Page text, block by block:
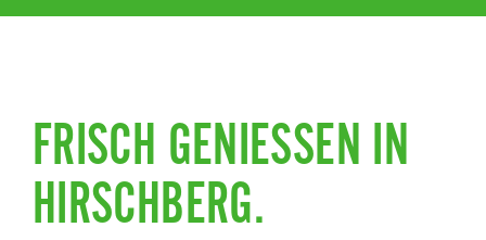
FRISCH GENIESSEN IN H
IRSCHBERG.